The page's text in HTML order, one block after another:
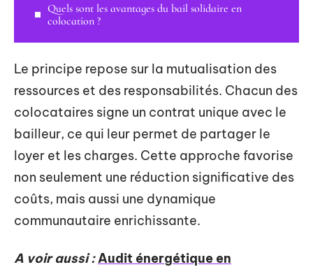
Quels sont les avantages du bail solidaire en
colocation ?
Le principe repose sur la mutualisation des
ressources et des responsabilités. Chacun des
colocataires signe un contrat unique avec le
bailleur, ce qui leur permet de partager le
loyer et les charges. Cette approche favorise
non seulement une réduction significative des
coûts, mais aussi une dynamique
communautaire enrichissante.
A voir aussi : Audit énergétique en